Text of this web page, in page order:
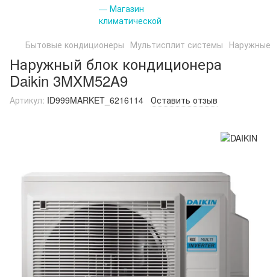
Бытовые кондиционеры Мультисплит системы
Наружный блок кондиционера
Daikin 3MXM52A9
Артикул: ID999MARKET_6216114 Оставить отзыв